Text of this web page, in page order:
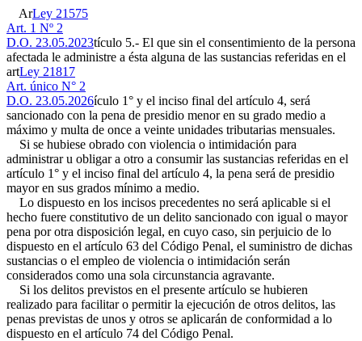
ArLey 21575
Art. 1 Nº 2
D.O. 23.05.2023tículo 5.- El que sin el consentimiento de la persona
afectada le administre a ésta alguna de las sustancias referidas en el
artLey 21817
Art. único N° 2
D.O. 23.05.2026ículo 1° y el inciso final del artículo 4, será
sancionado con la pena de presidio menor en su grado medio a
máximo y multa de once a veinte unidades tributarias mensuales.
Si se hubiese obrado con violencia o intimidación para
administrar u obligar a otro a consumir las sustancias referidas en el
artículo 1° y el inciso final del artículo 4, la pena será de presidio
mayor en sus grados mínimo a medio.
Lo dispuesto en los incisos precedentes no será aplicable si el
hecho fuere constitutivo de un delito sancionado con igual o mayor
pena por otra disposición legal, en cuyo caso, sin perjuicio de lo
dispuesto en el artículo 63 del Código Penal, el suministro de dichas
sustancias o el empleo de violencia o intimidación serán
considerados como una sola circunstancia agravante.
Si los delitos previstos en el presente artículo se hubieren
realizado para facilitar o permitir la ejecución de otros delitos, las
penas previstas de unos y otros se aplicarán de conformidad a lo
dispuesto en el artículo 74 del Código Penal.